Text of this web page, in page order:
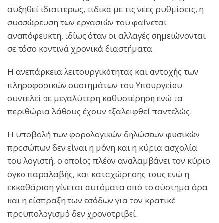
αυξηθεί ιδιαιτέρως, ειδικά με τις νέες ρυθμίσεις, η
συσσώρευση των εργασιών του φαίνεται
αναπόφευκτη, ιδίως όταν οι αλλαγές σημειώνονται
σε τόσο κοντινά χρονικά διαστήματα.
Η ανεπάρκεια λειτουργικότητας και αντοχής των
πληροφορικών συστημάτων του Υπουργείου
συντελεί σε μεγαλύτερη καθυστέρηση ενώ τα
περιθώρια λάθους έχουν εξαλειφθεί παντελώς.
Η υποβολή των φορολογικών δηλώσεων φυσικών
προσώπων δεν είναι η μόνη και η κύρια ασχολία
του λογιστή, ο οποίος πλέον αναλαμβάνει τον κύριο
όγκο παραλαβής, και καταχώρησης τους ενώ η
εκκαθάριση γίνεται αυτόματα από το σύστημα άρα
και η είσπραξη των εσόδων για τον κρατικό
προϋπολογισμό δεν χρονοτριβεί.